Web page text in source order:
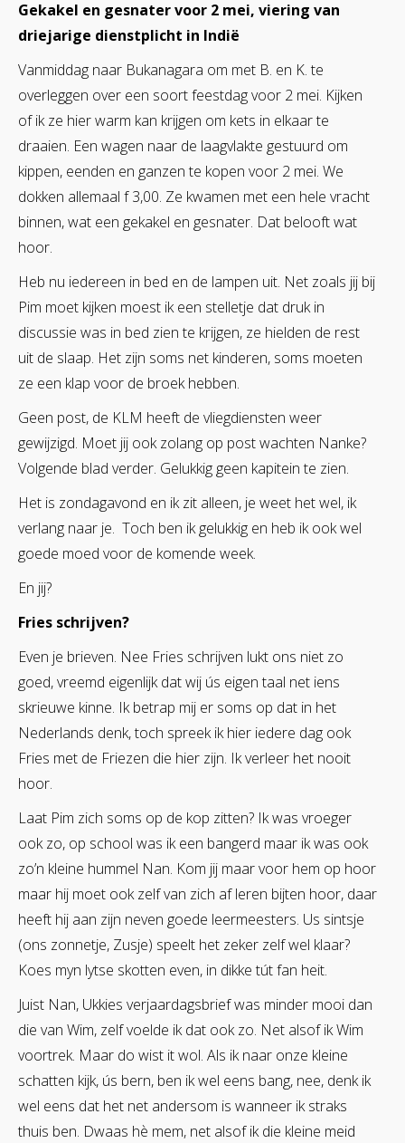
Gekakel en gesnater voor 2 mei, viering van
driejarige dienstplicht in Indië
Vanmiddag naar Bukanagara om met B. en K. te
overleggen over een soort feestdag voor 2 mei. Kijken
of ik ze hier warm kan krijgen om kets in elkaar te
draaien. Een wagen naar de laagvlakte gestuurd om
kippen, eenden en ganzen te kopen voor 2 mei. We
dokken allemaal f 3,00. Ze kwamen met een hele vracht
binnen, wat een gekakel en gesnater. Dat belooft wat
hoor.
Heb nu iedereen in bed en de lampen uit. Net zoals jij bij
Pim moet kijken moest ik een stelletje dat druk in
discussie was in bed zien te krijgen, ze hielden de rest
uit de slaap. Het zijn soms net kinderen, soms moeten
ze een klap voor de broek hebben.
Geen post, de KLM heeft de vliegdiensten weer
gewijzigd. Moet jij ook zolang op post wachten Nanke?
Volgende blad verder. Gelukkig geen kapitein te zien.
Het is zondagavond en ik zit alleen, je weet het wel, ik
verlang naar je. Toch ben ik gelukkig en heb ik ook wel
goede moed voor de komende week.
En jij?
Fries schrijven?
Even je brieven. Nee Fries schrijven lukt ons niet zo
goed, vreemd eigenlijk dat wij ús eigen taal net iens
skrieuwe kinne. Ik betrap mij er soms op dat in het
Nederlands denk, toch spreek ik hier iedere dag ook
Fries met de Friezen die hier zijn. Ik verleer het nooit
hoor.
Laat Pim zich soms op de kop zitten? Ik was vroeger
ook zo, op school was ik een bangerd maar ik was ook
zo’n kleine hummel Nan. Kom jij maar voor hem op hoor
maar hij moet ook zelf van zich af leren bijten hoor, daar
heeft hij aan zijn neven goede leermeesters. Us sintsje
(ons zonnetje, Zusje) speelt het zeker zelf wel klaar?
Koes myn lytse skotten even, in dikke tút fan heit.
Juist Nan, Ukkies verjaardagsbrief was minder mooi dan
die van Wim, zelf voelde ik dat ook zo. Net alsof ik Wim
voortrek. Maar do wist it wol. Als ik naar onze kleine
schatten kijk, ús bern, ben ik wel eens bang, nee, denk ik
wel eens dat het net andersom is wanneer ik straks
thuis ben. Dwaas hè mem, net alsof ik die kleine meid